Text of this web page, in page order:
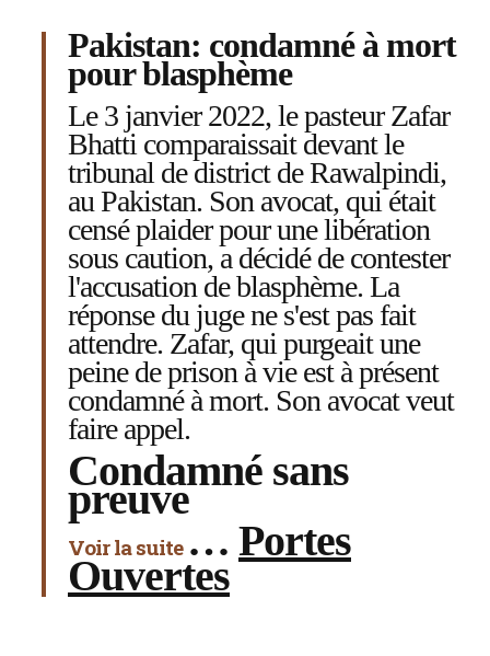
Pakistan: condamné à mort
pour blasphème
Le 3 janvier 2022, le pasteur Zafar
Bhatti comparaissait devant le
tribunal de district de Rawalpindi,
au Pakistan. Son avocat, qui était
censé plaider pour une libération
sous caution, a décidé de contester
l'accusation de blasphème. La
réponse du juge ne s'est pas fait
attendre. Zafar, qui purgeait une
peine de prison à vie est à présent
condamné à mort. Son avocat veut
faire appel.
Condamné sans
preuve
Voir la suite … Portes
Ouvertes